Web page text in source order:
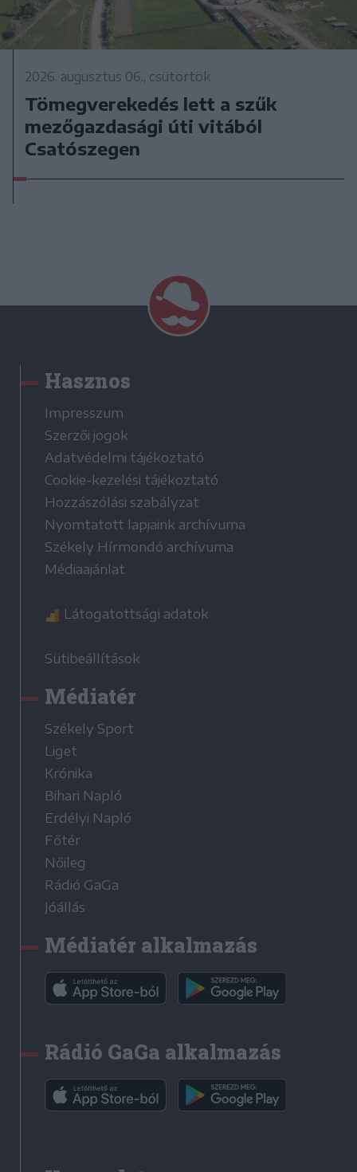
2026. augusztus 06., csütörtök
Tömegverekedés lett a szűk
mezőgazdasági úti vitából
Csatószegen
Hasznos
Impresszum
Szerzői jogok
Adatvédelmi tájékoztató
Cookie-kezelési tájékoztató
Hozzászólási szabályzat
Nyomtatott lapjaink archívuma
Székely Hírmondó archívuma
Médiaajánlat
Látogatottsági adatok
Sütibeállítások
Médiatér
Székely Sport
Liget
Krónika
Bihari Napló
Erdélyi Napló
Főtér
Nőileg
Rádió GaGa
Jóállás
Médiatér alkalmazás
Rádió GaGa alkalmazás